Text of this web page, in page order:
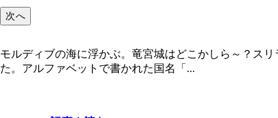
次へ
モルディブの海に浮かぶ。竜宮城はどこかしら～？ス
た。アルファベットで書かれた国名「...